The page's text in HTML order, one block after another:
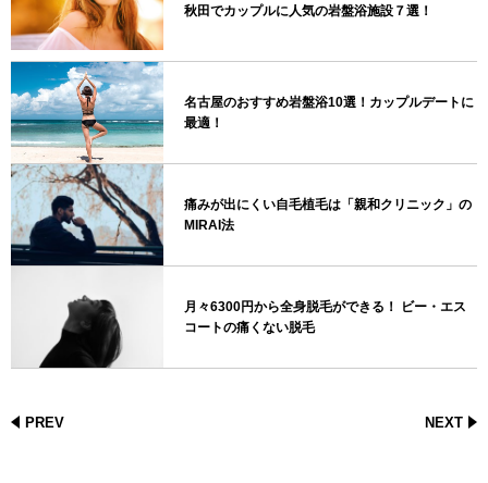
秋田でカップルに人気の岩盤浴施設７選！
名古屋のおすすめ岩盤浴10選！カップルデートに
最適！
痛みが出にくい自毛植毛は「親和クリニック」の
MIRAI法
月々6300円から全身脱毛ができる！ ビー・エス
コートの痛くない脱毛
PREV NEXT